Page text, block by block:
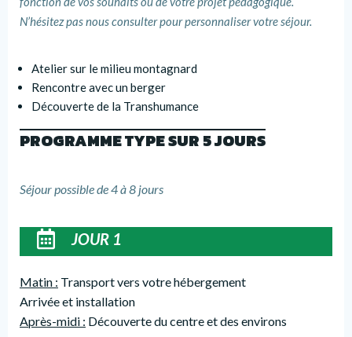
N’hésitez pas nous consulter pour personnaliser votre séjour.
Atelier sur le milieu montagnard
Rencontre avec un berger
Découverte de la Transhumance
PROGRAMME TYPE SUR 5 JOURS
Séjour possible de 4 à 8 jours
JOUR 1
Matin : Transport vers votre hébergement
Arrivée et installation
Après-midi : Découverte du centre et des environs